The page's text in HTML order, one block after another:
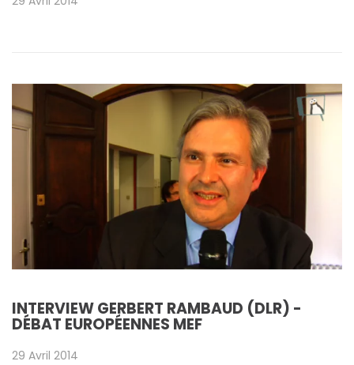
INTERVIEW GERBERT RAMBAUD (DLR) -
DÉBAT EUROPÉENNES MEF
29 Avril 2014